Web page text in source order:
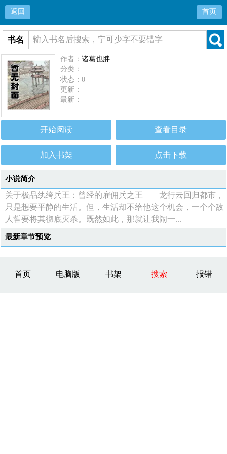
返回 首页
书名
作者：诸葛也胖
分类：
状态：0
更新：
最新：
开始阅读 查看目录
加入书架 点击下载
小说简介
关于极品纨绔兵王：曾经的雇佣兵之王——龙行云回归都市，
只是想要平静的生活。但，生活却不给他这个机会，一个个敌
人誓要将其彻底灭杀。既然如此，那就让我闹一...
最新章节预览
首页 电脑版 书架 搜索 报错